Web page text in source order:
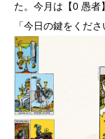
た。今月は【0 愚者
「今日の鍵をくだ